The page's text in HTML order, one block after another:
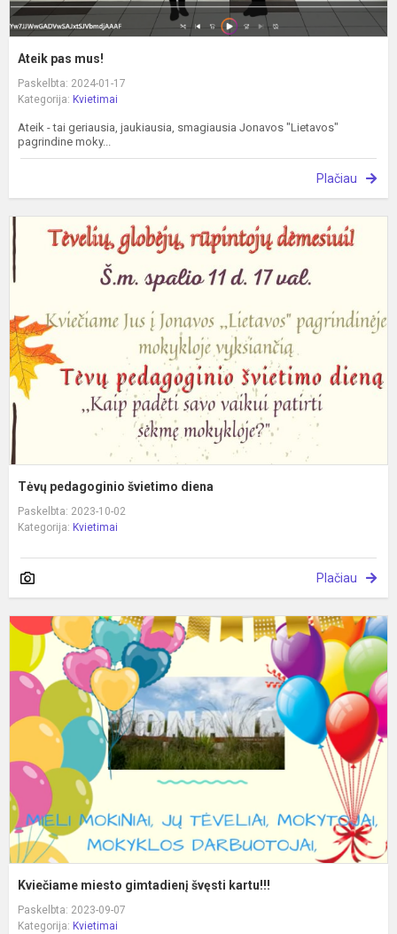
Ateik pas mus!
Paskelbta: 2024-01-17
Kategorija: Kvietimai
Ateik - tai geriausia, jaukiausia, smagiausia Jonavos "Lietavos"
pagrindine moky...
Plačiau
Tėvų pedagoginio švietimo diena
Paskelbta: 2023-10-02
Kategorija: Kvietimai
Plačiau
Kviečiame miesto gimtadienį švęsti kartu!!!
Paskelbta: 2023-09-07
Kategorija: Kvietimai